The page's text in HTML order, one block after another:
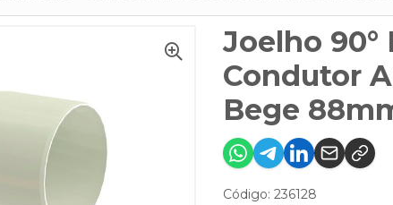
Joelho 90°
Condutor
Bege
Código: 236128